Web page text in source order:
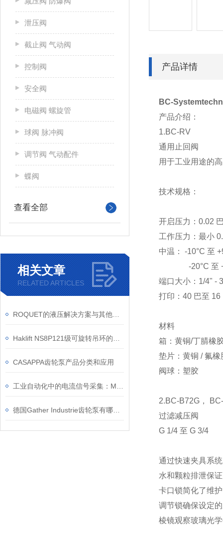
泄压阀
截止阀 气动阀
控制阀
安全阀
电磁阀 螺旋管
球阀 脉冲阀
调节阀 气动配件
蝶阀
查看全部
相关文章
RELATED ARTICLES
CASAPPA齿轮泵产品分类和应用
产品详情
BC-
产品介绍：
1.BC-RV
通用止回阀
用于工业用途的
技术规格：
开启压力：0.02
工作压力：最小
中温：
-10°C 至
-20°C 至
端口大小： 1/4" -
打印： 40 巴至 16
材料
箱： 黄铜/丁腈橡
垫片： 黄铜 / 氟橡
阀球： 塑胶
2.BC-B72G，
过滤减压阀
G 1/4 至 G 3/4
通过快速夹具系
水和颗粒排泄保
卡口锁简化了维护
调节锁确保设定
棱镜观察玻璃光